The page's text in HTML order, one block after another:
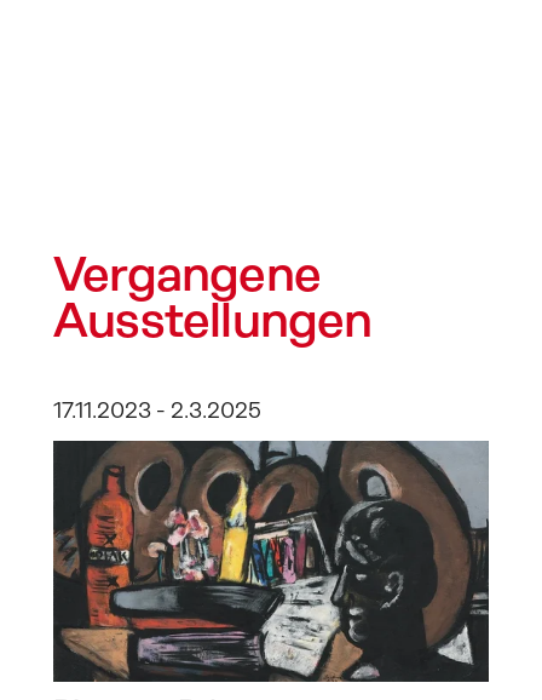
Vergangene
Ausstellungen
17.11.2023 - 2.3.2025